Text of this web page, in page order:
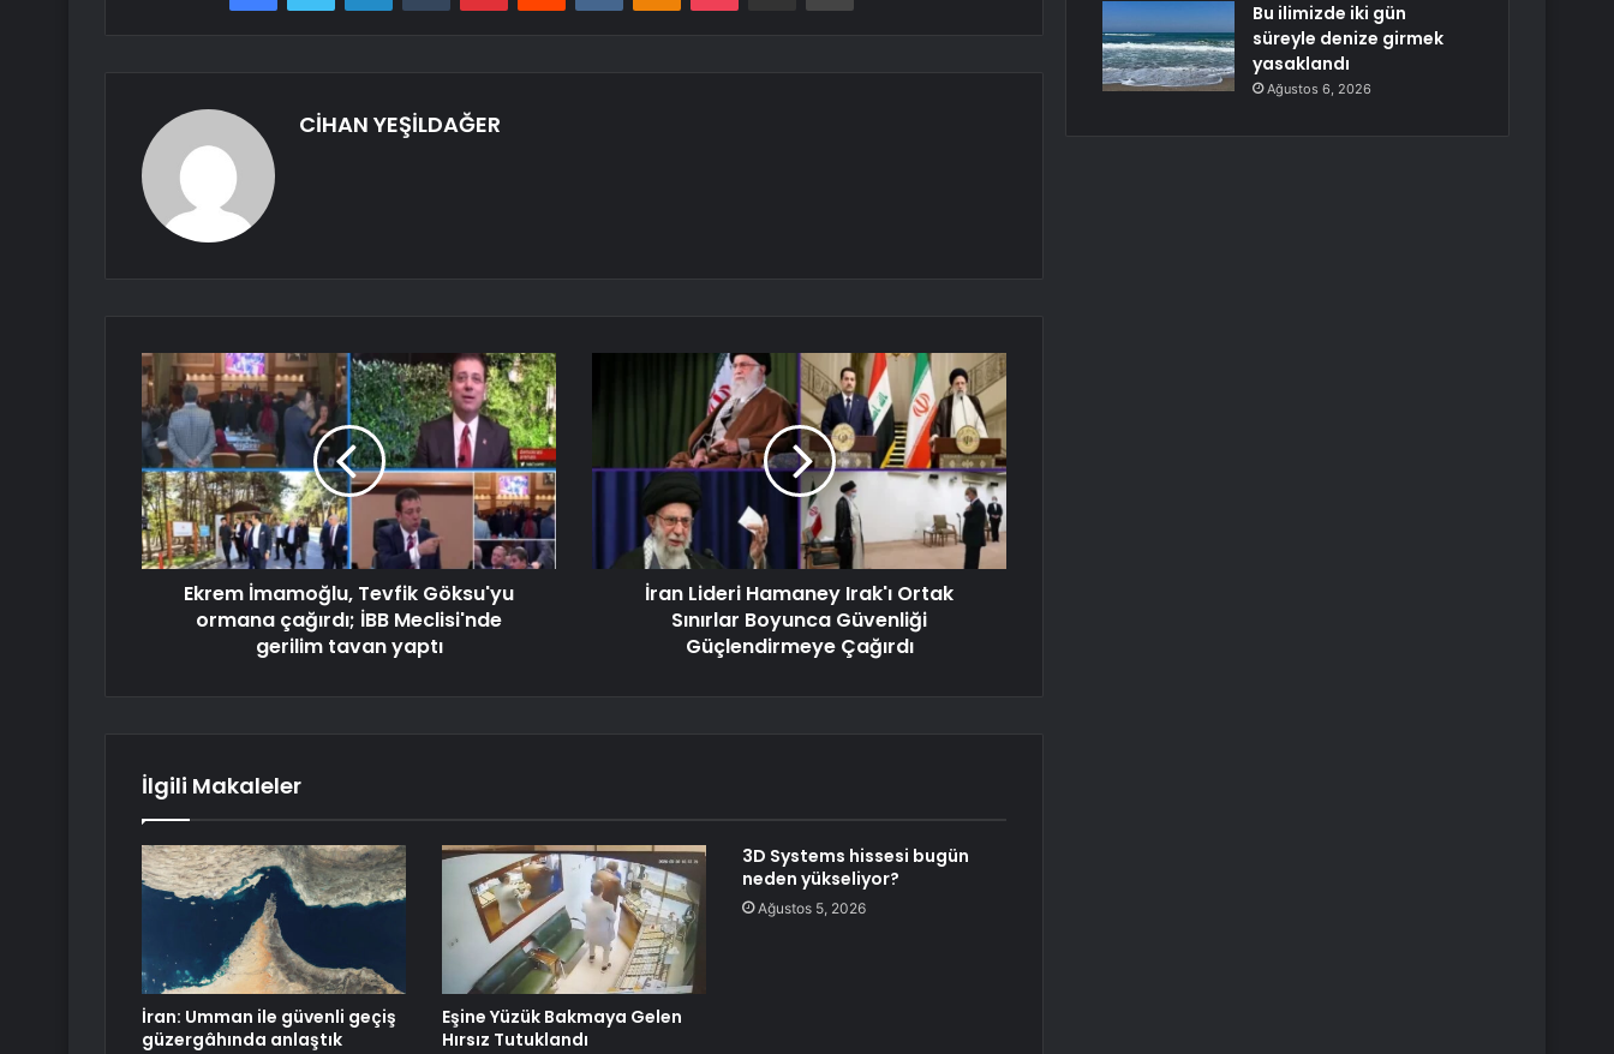
CİHAN YEŞİLDAĞER
Ekrem İmamoğlu, Tevfik Göksu'yu
ormana çağırdı; İBB Meclisi'nde
gerilim tavan yaptı
İran Lideri Hamaney Irak'ı Ortak
Sınırlar Boyunca Güvenliği
Güçlendirmeye Çağırdı
İlgili Makaleler
İran: Umman ile güvenli geçiş
güzergâhında anlaştık
Eşine Yüzük Bakmaya Gelen
Hırsız Tutuklandı
3D Systems hissesi bugün
neden yükseliyor?
Ağustos 5, 2026
Bu ilimizde iki gün
süreyle denize girmek
yasaklandı
Ağustos 6, 2026